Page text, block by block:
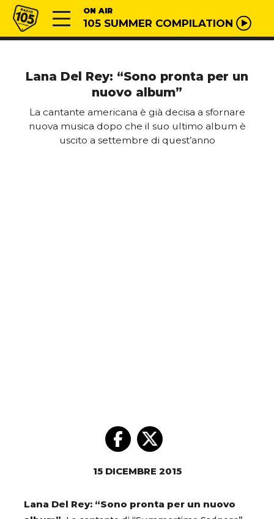
Vai al contenuto
Radio 105 ON AIR
105 SUMMER COMPILATION
Lana Del Rey: “Sono pronta per un
nuovo album”
La cantante americana è già decisa a sfornare
nuova musica dopo che il suo ultimo album è
uscito a settembre di quest’anno
15 DICEMBRE 2015
Lana Del Rey: “Sono pronta per un nuovo